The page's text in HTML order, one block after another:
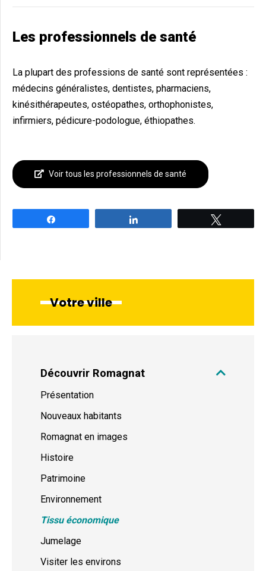
Les professionnels de santé
La plupart des professions de santé sont représentées :
médecins généralistes, dentistes, pharmaciens,
kinésithérapeutes, ostéopathes, orthophonistes,
infirmiers, pédicure-podologue, éthiopathes.
Voir tous les professionnels de santé
Votre ville
Découvrir Romagnat
Présentation
Nouveaux habitants
Romagnat en images
Histoire
Patrimoine
Environnement
Tissu économique
Jumelage
Visiter les environs